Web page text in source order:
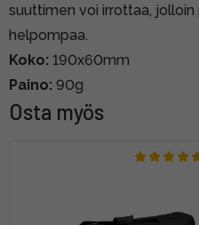
suuttimen voi irrottaa,
helpompaa.
Koko: 190x60mm
Paino: 90g
Osta myös